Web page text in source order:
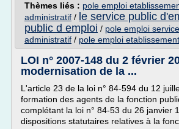
Thèmes liés : pole emploi
administratif / le service public
public d emploi / pole emploi
administratif / pole emploi
LOI n° 2007-148 du 2 février
modernisation de la ...
L'article 23 de la loi n° 84-594 du 12
formation des agents de la fonction
complétant la loi n° 84-53 du 26 janvier
dispositions statutaires relatives à la